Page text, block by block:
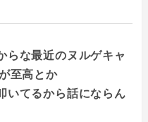
らな最近のヌルゲキャ
至高とか
いてるから話にならん